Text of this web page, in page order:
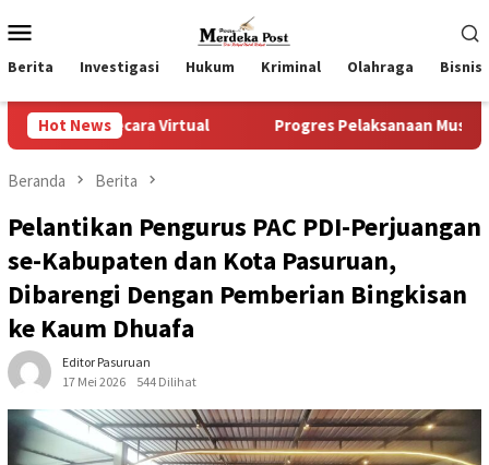
ke
kontenMobile
Berita Investigasi Hukum Kriminal Olahraga Bisnis
Hot News
Virtual Progres Pelaksanaan Musrenbangdes Tentang
Beranda Berita
Pelantikan Pengurus PAC PDI-Perjuangan
se-Kabupaten dan Kota Pasuruan,
Dibarengi Dengan Pemberian Bingkisan
ke Kaum Dhuafa
Editor Pasuruan
17 Mei 2026
544 Dilihat